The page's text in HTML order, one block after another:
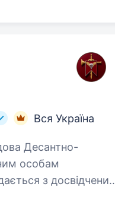
Вся Україна
особам
з досвідчених